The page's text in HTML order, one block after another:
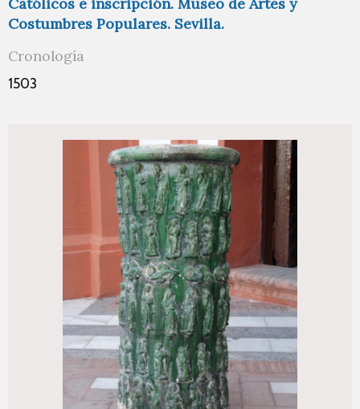
Costumbres Populares. Sevilla.
Cronología
1503